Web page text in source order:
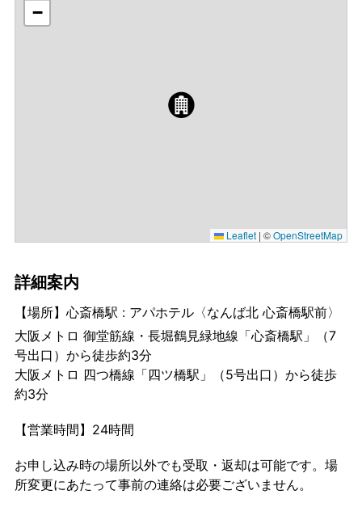
−
Leaflet | ©OpenStreetMap
詳細案内
【場所】心斎橋駅 : アパホテル〈なんば北 心斎橋駅前〉
大阪メトロ 御堂筋線・長堀鶴見緑地線「心斎橋駅」（7
号出口）から徒歩約3分
大阪メトロ 四つ橋線「四ツ橋駅」（5号出口）から徒歩
約3分
【営業時間】24時間
お申し込み時の場所以外でも受取・返却は可能です。場
所変更にあたって事前の連絡は必要ございません。